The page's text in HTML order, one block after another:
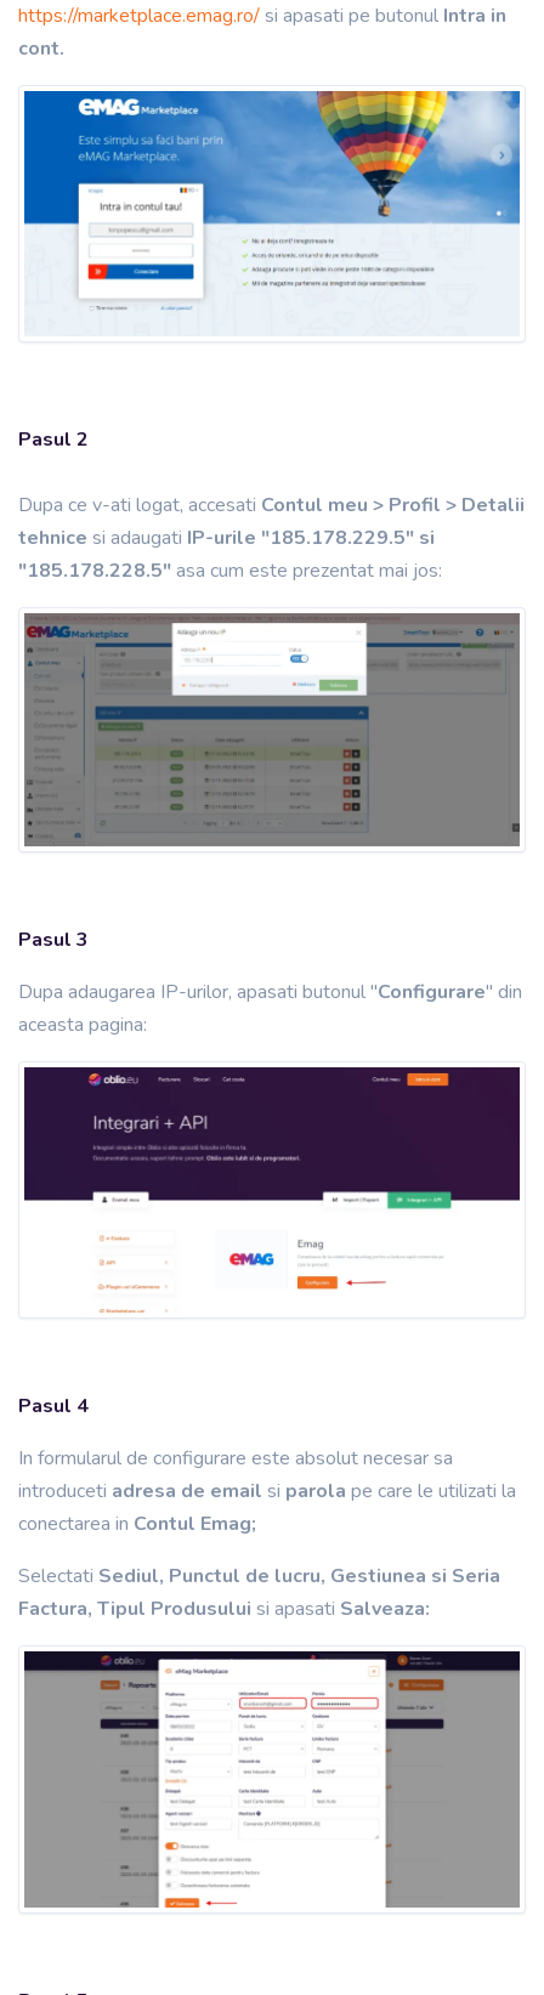
https://marketplace.emag.ro/si apasati pe butonul Intra in
cont.
Pasul 2
Dupa ce v-ati logat, accesati Contul meu > Profil > Detalii
tehnice si adaugati IP-urile "185.178.229.5" si
"185.178.228.5"asa cum este prezentat mai jos:
Pasul 3
Dupa adaugarea IP-urilor, apasati butonul "Configurare" din
aceasta pagina:
Pasul 4
In formularul de configurare este absolut necesar sa
introduceti adresa de email si parola pe care le utilizati la
conectarea in Contul Emag;
Selectati Sediul, Punctul de lucru, Gestiunea si Seria
Factura, Tipul Produsului si apasati Salveaza: